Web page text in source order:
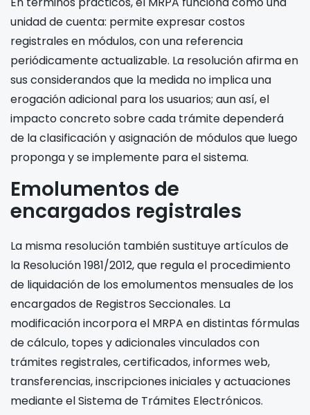
unidad de cuenta: permite expresar costos
registrales en módulos, con una referencia
periódicamente actualizable. La resolución afirma en
sus considerandos que la medida no implica una
erogación adicional para los usuarios; aun así, el
impacto concreto sobre cada trámite dependerá
de la clasificación y asignación de módulos que luego
proponga y se implemente para el sistema.
Emolumentos de
encargados registrales
La misma resolución también sustituye artículos de
la Resolución 1981/2012, que regula el procedimiento
de liquidación de los emolumentos mensuales de los
encargados de Registros Seccionales. La
modificación incorpora el MRPA en distintas fórmulas
de cálculo, topes y adicionales vinculados con
trámites registrales, certificados, informes web,
transferencias, inscripciones iniciales y actuaciones
mediante el Sistema de Trámites Electrónicos.